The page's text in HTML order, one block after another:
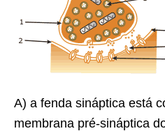
A) a fenda sináptica está
membrana pré-sináptica